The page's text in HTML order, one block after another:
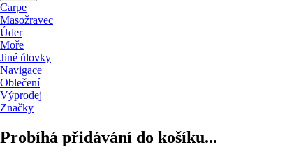
Carpe
Masožravec
Úder
Moře
Jiné úlovky
Navigace
Oblečení
Výprodej
Značky
Probíhá přidávání do košíku...